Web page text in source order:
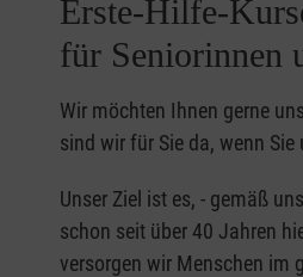
Erste-Hilfe-
für Seniorinnen
Wir möchten Ihnen gerne
sind wir für Sie da, wenn
Unser Ziel ist es, - gemäß
schon seit über 40 Jahren
versorgen wir Menschen im